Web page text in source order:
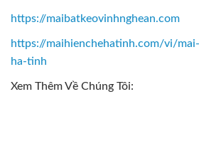
https://maibatkeovinhnghean.com
https://maihienchehatinh.com/vi/
ha-tinh
Xem Thêm Về Chúng Tôi: